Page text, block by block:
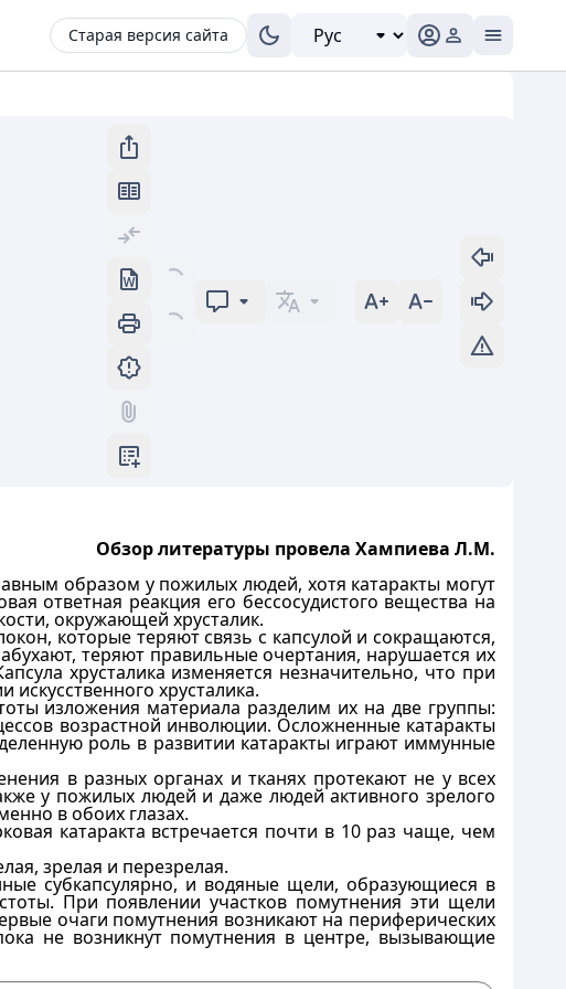
Старая версия сайта
Обзор литературы провела Хампиева Л.М.
образом у пожилых людей, хотя катаракты могут
ответная реакция его бессосудистого вещества на
окружающей хрусталик.
которые теряют связь с капсулой и сокращаются,
теряют правильные очертания, нарушается их
хрусталика изменяется незначительно, что при
хрусталика.
изложения материала разделим их на две группы:
возрастной инволюции. Осложненные катаракты
роль в развитии катаракты играют иммунные
в разных органах и тканях протекают не у всех
у пожилых людей и даже людей активного зрелого
в обоих глазах.
катаракта встречается почти в 10 раз чаще, чем
зрелая и перезрелая.
субкапсулярно, и водяные щели, образующиеся в
При появлении участков помутнения эти щели
очаги помутнения возникают на периферических
не возникнут помутнения в центре, вызывающие